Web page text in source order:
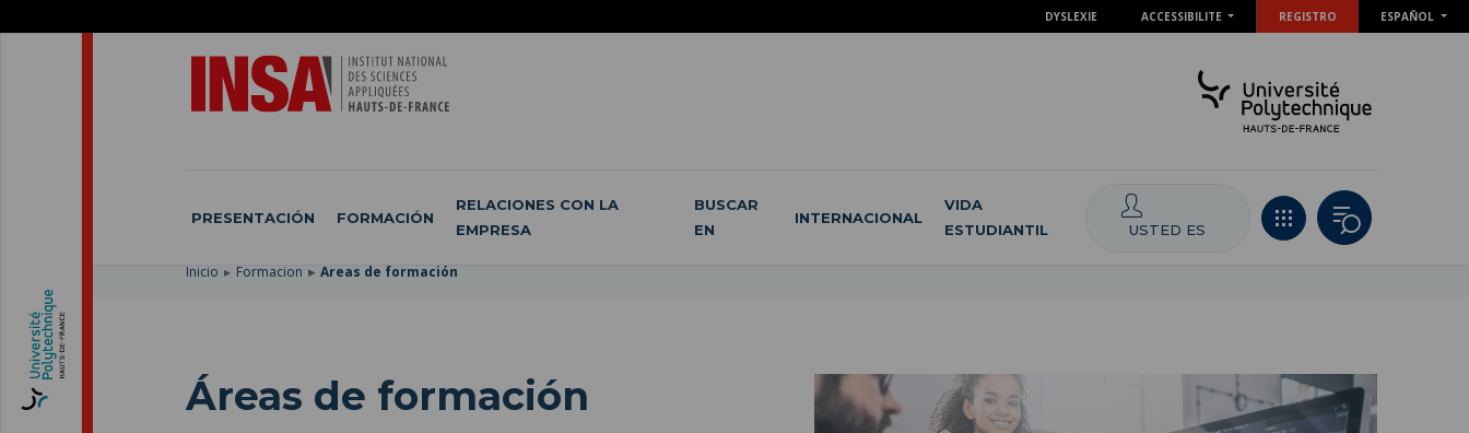
DYSLEXIE ACCESSIBILITE REGISTRO ESPAÑOL
PRESENTACIÓN FORMACIÓN
RELACIONES CON LA
EMPRESA
BUSCAR
EN
INTERNACIONAL
VIDA
ESTUDIANTIL
USTED ES
Inicio Formacion Áreas de formación
Áreas de formación